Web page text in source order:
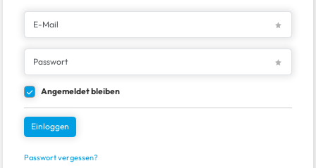
Angemeldet bleiben
Einloggen
Passwort vergessen?